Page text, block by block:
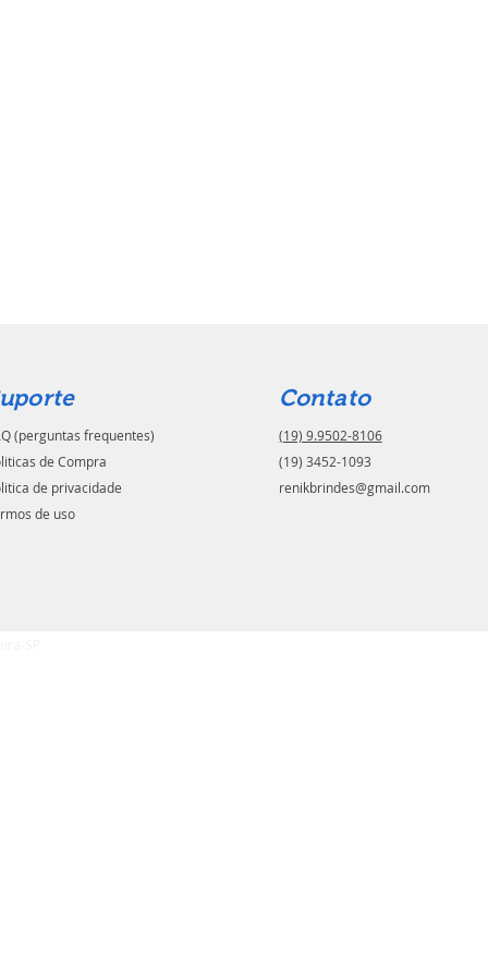
(perguntas frequentes)
de Compra
de privacidade
de uso
Contato
(19) 9.9502-8106
(19) 3452-1093
renikbrindes@gmail.com